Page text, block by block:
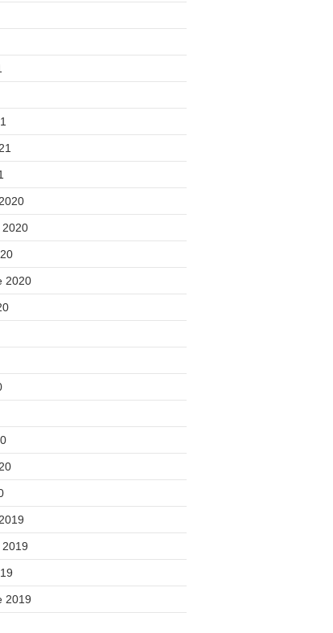
2020
2020
2019